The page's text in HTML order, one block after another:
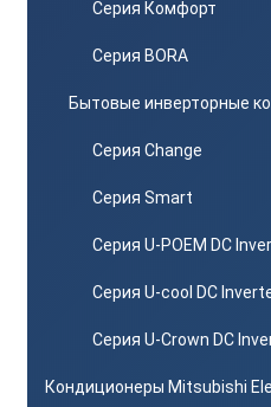
Серия Комфорт
Серия BORA
Бытовые инверторные
Серия Change
Серия Smart
Серия U-POEM DC
Серия U-cool DC
Серия U-Crown DC
Кондиционеры Mitsubishi